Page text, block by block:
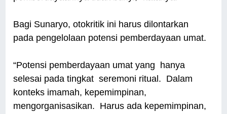
Bagi Sunaryo, otokritik ini harus dilontarkan
pada pengelolaan potensi pemberdayaan umat.
“Potensi pemberdayaan umat yang hanya
selesai pada tingkat seremoni ritual. Dalam
konteks imamah, kepemimpinan,
mengorganisasikan. Harus ada kepemimpinan,